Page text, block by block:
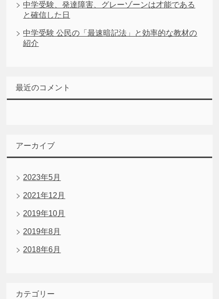
中学受験、発達障害、グレーゾーンは才能である
と確信した日
中学受験 公民の「最速暗記法」と効率的な教材の
紹介
最近のコメント
アーカイブ
2023年5月
2021年12月
2019年10月
2019年8月
2018年6月
カテゴリー